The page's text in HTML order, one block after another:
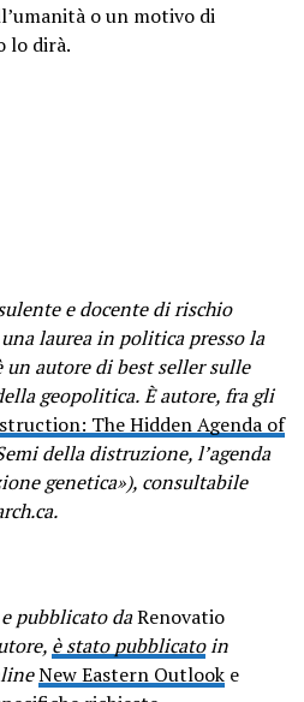
o un motivo di
lo dirà.
e docente di rischio
laurea in politica presso la
autore di best seller sulle
geopolitica.È autore, fra gli
The Hidden Agenda of
della distruzione, l’agenda
genetica»), consultabile
pubblicato daRenovatio
è stato pubblicatoin
New Eastern Outlook e